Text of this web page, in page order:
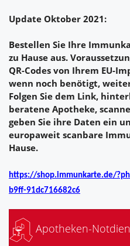
Update Oktober 2021:
Bestellen Sie Ihre
zu Hause aus.
QR-Codes von Ihrem EU-
wenn noch benötigt,
Folgen Sie dem Link,
beratene Apotheke,
geben Sie ihre Daten ein
europaweit scanbare
Hause.
https://shop.immunkarte.de/
b9ff-91dc716682c6
Apotheken-